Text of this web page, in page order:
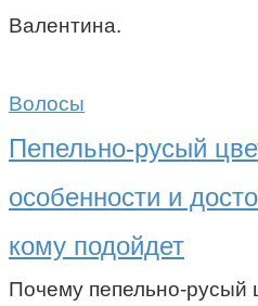
Валентина.
Волосы
Пепельно-русый
особенности и
кому подойдет
Почему пепельно-русый